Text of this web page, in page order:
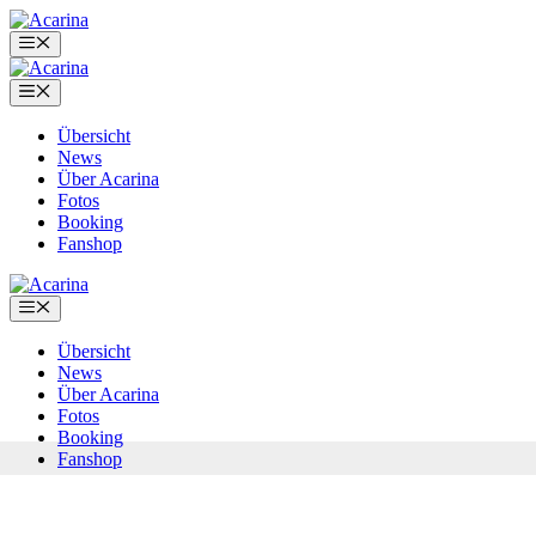
Zum
Inhalt
springen
Menü
Menü
Übersicht
News
Über Acarina
Fotos
Booking
Fanshop
Menü
Übersicht
News
Über Acarina
Fotos
Booking
Fanshop